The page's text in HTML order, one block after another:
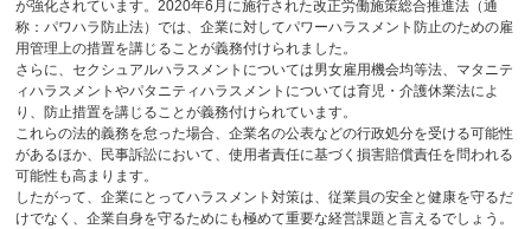
が強化されています。2020年6 月に施行された改正労働施策総合推進法（通
称：パワハラ防止法）では、企業に対してパワーハラスメント防止のための雇
用管理上の措置を講じることが義務付けられました。
さらに、セクシュアルハラスメントについては男女雇用機会均等法、マタニテ
ィハラスメントやパタニティハラスメントについては育児・介護休業法によ
り、防止措置を講じることが義務付けられています。
これらの法的義務を怠った場合、企業名の公表などの行政処分を受ける可能性
があるほか、民事訴訟において、使用者責任に基づく損害賠償責任を問われる
可能性も高まります。
したがって、企業にとってハラスメント対策は、従業員の安全と健康を守るだ
けでなく、企業自身を守るためにも極めて重要な経営課題と言えるでしょう。